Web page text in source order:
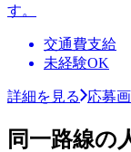
す。
交通費支給
未経験OK
詳細を見る 応募
同一路線の